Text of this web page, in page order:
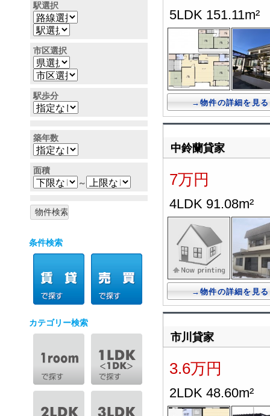
5LDK 151.11m²
→物件の詳細を見る
中鈴蘭貸家
7万円
4LDK 91.08m²
→物件の詳細を見る
市川貸家
3.6万円
2LDK 48.60m²
駅選択
市区選択
駅歩分
築年数
面積
～
条件検索
カテゴリー検索